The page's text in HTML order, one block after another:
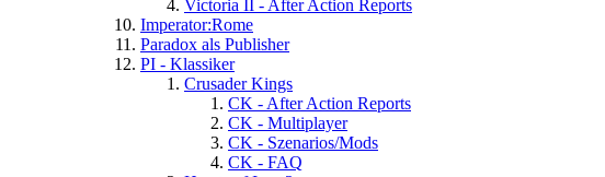
Victoria II - After Action Reports
Imperator:Rome
Paradox als Publisher
PI - Klassiker
Crusader Kings
CK - After Action Reports
CK - Multiplayer
CK - Szenarios/Mods
CK - FAQ